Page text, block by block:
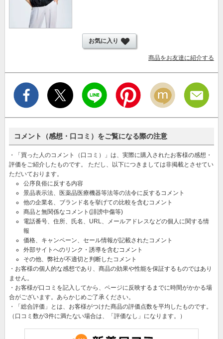
お気に入り
商品をお友達に紹介する
コメント（感想・口コミ）をご覧になる際の注意
・「買った人のコメント（口コミ）」は、実際に購入されたお客様の感想・
評価をご紹介したものです。 ただし、以下につきましては非掲載とさせてい
ただいております。
公序良俗に反する内容
景品表示法、医薬品医療機器等法等の法令に反するコメント
他の企業名、ブランド名を挙げての比較を含むコメント
商品と無関係なコメント(誹謗中傷等)
電話番号、住所、氏名、URL、メールアドレスなどの個人に関する情
報
価格、キャンペーン、セール情報が記載されたコメント
外部サイトへのリンク・誘導を含むコメント
その他、弊社が不適切と判断したコメント
・お客様の個人的な感想であり、商品の効果や性能を保証するものではあり
ません。
・お客様が口コミを記入してから、ページに反映するまでに時間がかかる場
合がございます。あらかじめご了承ください。
・「総合評価」とは、お客様がつけた商品の評価点数を平均したものです。
（口コミ数が3件に満たない場合は、「評価なし」になります。）